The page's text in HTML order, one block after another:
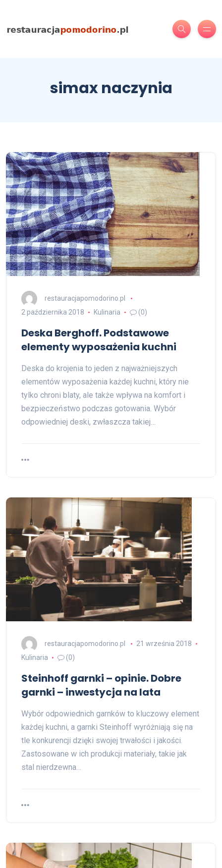
simax naczynia
restauracjapomodorino.pl
2 października 2018
Kulinaria (0)
Deska Berghoff. Podstawowe
elementy wyposażenia kuchni
Deska do krojenia to jeden z najważniejszych
elementów wyposażenia każdej kuchni, który nie
tylko chroni blaty, ale także wpływa na komfort i
bezpieczeństwo podczas gotowania. Wybór
odpowiedniej deski, zwłaszcza takiej…
restauracjapomodorino.pl
21 września 2018
Kulinaria
(0)
Steinhoff garnki – opinie. Dobre
garnki – inwestycja na lata
Wybór odpowiednich garnków to kluczowy element
każdej kuchni, a garnki Steinhoff wyróżniają się na
tle konkurencji dzięki swojej trwałości i jakości.
Zastosowane w ich produkcji materiały, takie jak
stal nierdzewna…